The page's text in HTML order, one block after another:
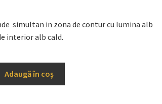
simultan in zona de contur cu lumina alb
interior alb cald.
Adaugă în coș